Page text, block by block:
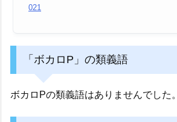
021
「ボカロP」の類義語
ボカロPの類義語はありませんでした。